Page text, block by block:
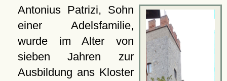
Antonius Patrizi, Sohn
einer Adelsfamilie,
wurde im Alter von
sieben Jahren zur
Ausbildung ans Kloster